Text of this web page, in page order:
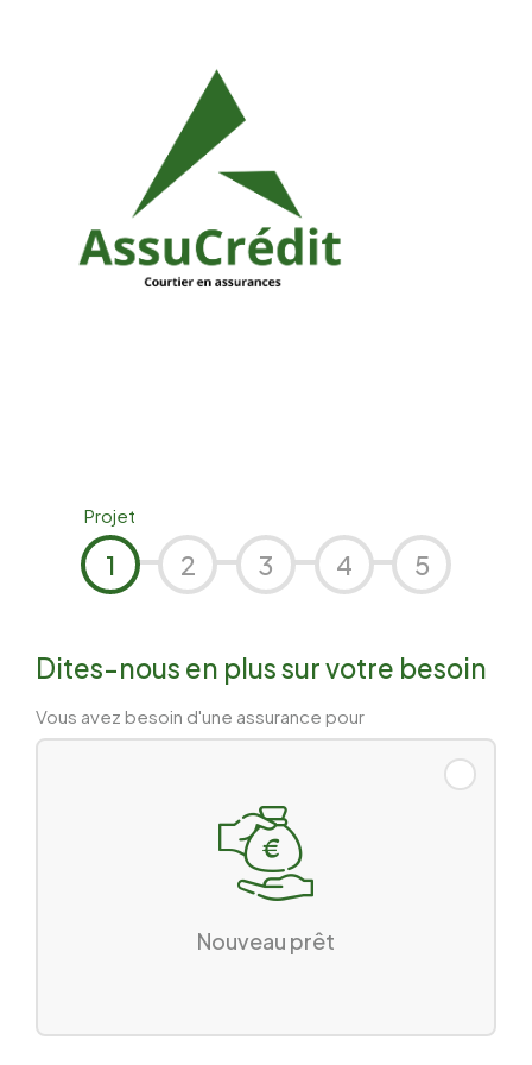
Projet
1 2 3 4 5
Dites-nous en plus sur votre besoin
Vous avez besoin d'une assurance pour
Nouveau prêt